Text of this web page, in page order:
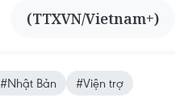
(TTXVN/Vietnam+)
#Nhật Bản
#Viện trợ